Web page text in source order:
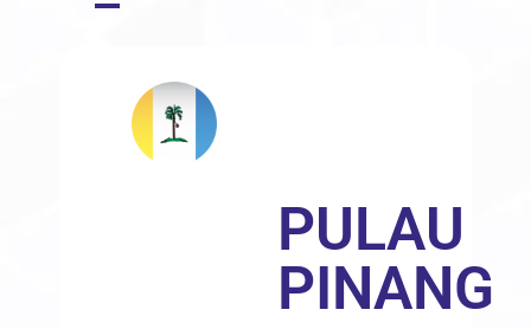
PULAU
PINANG